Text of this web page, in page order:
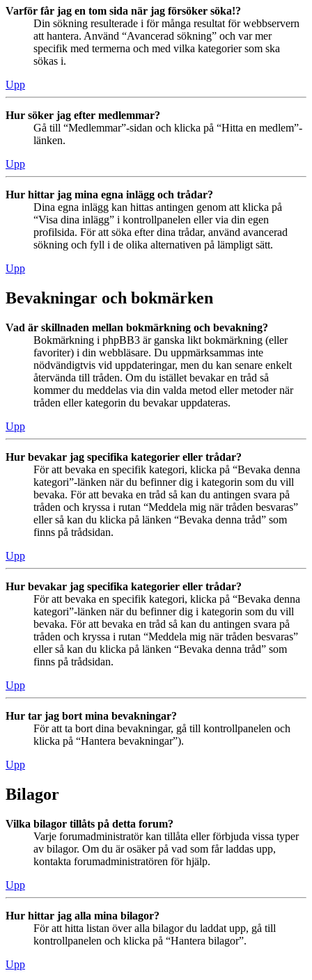
Varför får jag en tom sida när jag försöker söka!?
Din sökning resulterade i för många resultat för webbservern
att hantera. Använd “Avancerad sökning” och var mer
specifik med termerna och med vilka kategorier som ska
sökas i.
Upp
Hur söker jag efter medlemmar?
Gå till “Medlemmar”-sidan och klicka på “Hitta en medlem”-
länken.
Upp
Hur hittar jag mina egna inlägg och trådar?
Dina egna inlägg kan hittas antingen genom att klicka på
“Visa dina inlägg” i kontrollpanelen eller via din egen
profilsida. För att söka efter dina trådar, använd avancerad
sökning och fyll i de olika alternativen på lämpligt sätt.
Upp
Bevakningar och bokmärken
Vad är skillnaden mellan bokmärkning och bevakning?
Bokmärkning i phpBB3 är ganska likt bokmärkning (eller
favoriter) i din webbläsare. Du uppmärksammas inte
nödvändigtvis vid uppdateringar, men du kan senare enkelt
återvända till tråden. Om du istället bevakar en tråd så
kommer du meddelas via din valda metod eller metoder när
tråden eller kategorin du bevakar uppdateras.
Upp
Hur bevakar jag specifika kategorier eller trådar?
För att bevaka en specifik kategori, klicka på “Bevaka denna
kategori”-länken när du befinner dig i kategorin som du vill
bevaka. För att bevaka en tråd så kan du antingen svara på
tråden och kryssa i rutan “Meddela mig när tråden besvaras”
eller så kan du klicka på länken “Bevaka denna tråd” som
finns på trådsidan.
Upp
Hur bevakar jag specifika kategorier eller trådar?
För att bevaka en specifik kategori, klicka på “Bevaka denna
kategori”-länken när du befinner dig i kategorin som du vill
bevaka. För att bevaka en tråd så kan du antingen svara på
tråden och kryssa i rutan “Meddela mig när tråden besvaras”
eller så kan du klicka på länken “Bevaka denna tråd” som
finns på trådsidan.
Upp
Hur tar jag bort mina bevakningar?
För att ta bort dina bevakningar, gå till kontrollpanelen och
klicka på “Hantera bevakningar”).
Upp
Bilagor
Vilka bilagor tillåts på detta forum?
Varje forumadministratör kan tillåta eller förbjuda vissa typer
av bilagor. Om du är osäker på vad som får laddas upp,
kontakta forumadministratören för hjälp.
Upp
Hur hittar jag alla mina bilagor?
För att hitta listan över alla bilagor du laddat upp, gå till
kontrollpanelen och klicka på “Hantera bilagor”.
Upp